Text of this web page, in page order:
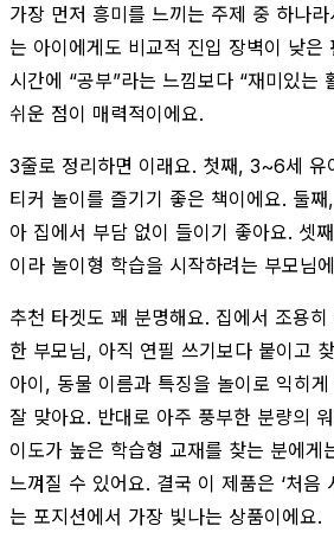
가장 먼저 흥미를 느끼는 주제 중 하나
는 아이에게도 비교적 진입 장벽이 낮은
시간에 “공부”라는 느낌보다 “재미있는
쉬운 점이 매력적이에요.
3줄로 정리하면 이래요. 첫째, 3~6세 유
티커 놀이를 즐기기 좋은 책이에요. 둘
아 집에서 부담 없이 들이기 좋아요. 셋
이라 놀이형 학습을 시작하려는 부모님
추천 타겟도 꽤 분명해요. 집에서 조용
한 부모님, 아직 연필 쓰기보다 붙이고
아이, 동물 이름과 특징을 놀이로 익히
잘 맞아요. 반대로 아주 풍부한 분량의
이도가 높은 학습형 교재를 찾는 분에게
느껴질 수 있어요. 결국 이 제품은 ‘처음
는 포지션에서 가장 빛나는 상품이에요.